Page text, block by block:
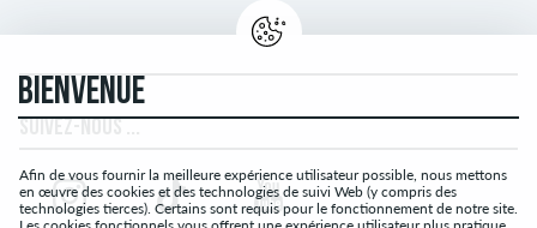
BIENVENUE
Afin de vous fournir la meilleure expérience utilisateur possible, nous mettons
en œuvre des cookies et des technologies de suivi Web (y compris des
technologies tierces). Certains sont requis pour le fonctionnement de notre site.